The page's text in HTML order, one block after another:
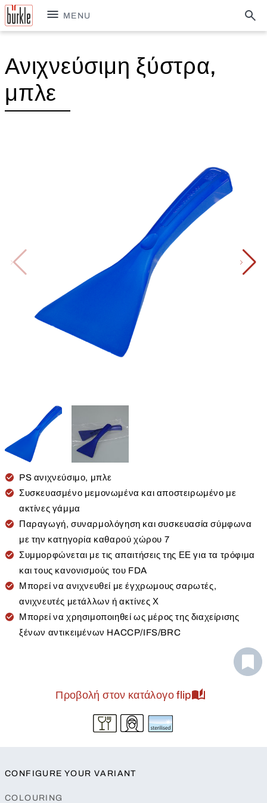
MENU
Ανιχνεύσιμη ξύστρα,
μπλε
PS ανιχνεύσιμο, μπλε
Συσκευασμένο μεμονωμένα και αποστειρωμένο με
ακτίνες γάμμα
Παραγωγή, συναρμολόγηση και συσκευασία σύμφωνα
με την κατηγορία καθαρού χώρου 7
Συμμορφώνεται με τις απαιτήσεις της ΕΕ για τα τρόφιμα
και τους κανονισμούς του FDA
Μπορεί να ανιχνευθεί με έγχρωμους σαρωτές,
ανιχνευτές μετάλλων ή ακτίνες Χ
Μπορεί να χρησιμοποιηθεί ως μέρος της διαχείρισης
ξένων αντικειμένων HACCP/IFS/BRC
Προβολή στον κατάλογο flip
CONFIGURE YOUR VARIANT
COLOURING